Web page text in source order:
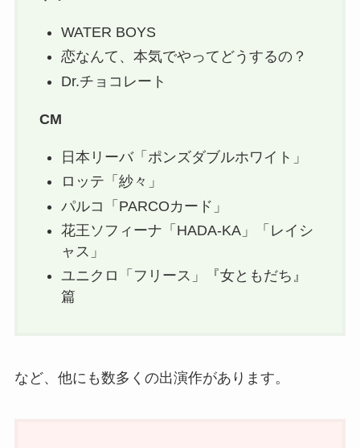
WATER BOYS
恋なんて、本気でやってどうするの？
Dr.チョコレート
CM
日本リーバ「ポンズダブルホワイト」
ロッテ「紗々」
パルコ「PARCOカード」
花王ソフィーナ「HADA-KA」「レイシ
ャス」
ユニクロ「フリース」『女ともだち』
篇
など、他にも数多くの出演作があります。